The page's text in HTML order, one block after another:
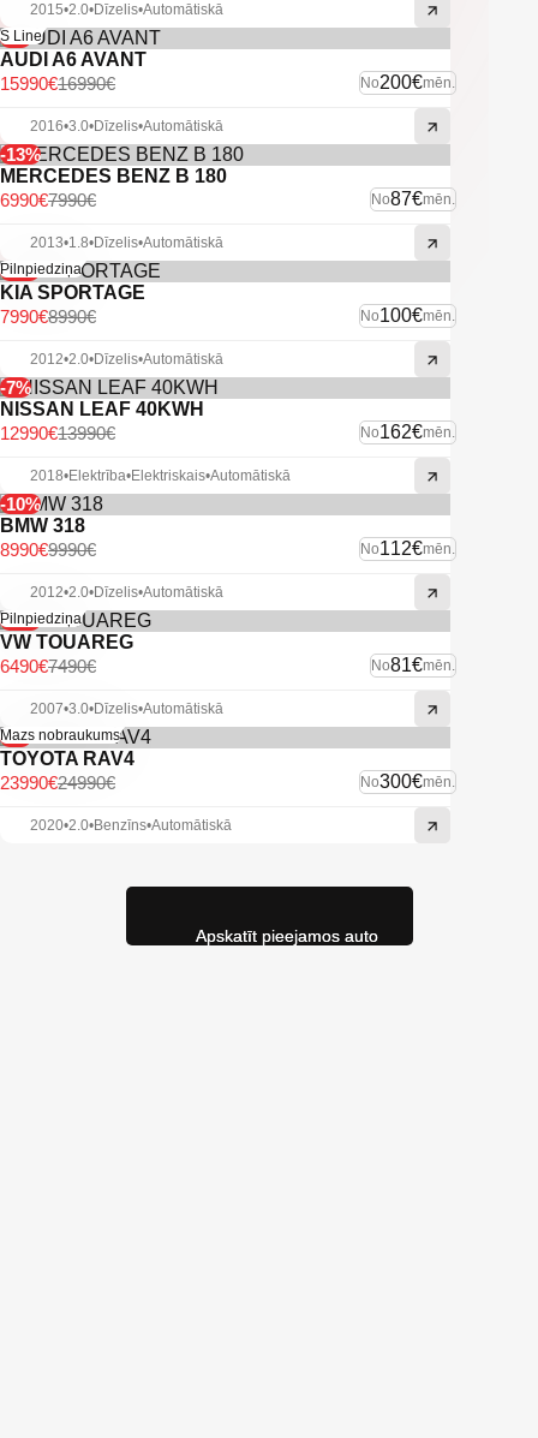
2015•2.0•Dīzelis•Automātiskā
-6%
S Line
AUDI A6 AVANT
No200€mēn.
16990€
15990€
2016•3.0•Dīzelis•Automātiskā
-13%
MERCEDES BENZ B 180
No87€mēn.
7990€
6990€
2013•1.8•Dīzelis•Automātiskā
-11%
Pilnpiedziņa
KIA SPORTAGE
No100€mēn.
8990€
7990€
2012•2.0•Dīzelis•Automātiskā
-7%
NISSAN LEAF 40KWH
No162€mēn.
13990€
12990€
2018•Elektrība•Elektriskais•Automātiskā
-10%
BMW 318
No112€mēn.
9990€
8990€
2012•2.0•Dīzelis•Automātiskā
-13%
Pilnpiedziņa
VW TOUAREG
No81€mēn.
7490€
6490€
2007•3.0•Dīzelis•Automātiskā
-4%
Mazs nobraukums
TOYOTA RAV4
No300€mēn.
24990€
23990€
2020•2.0•Benzīns•Automātiskā